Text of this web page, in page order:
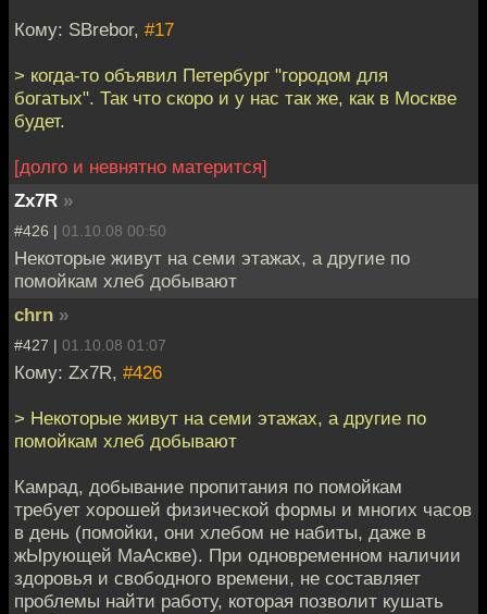
Кому: SBrebor, #17
> когда-то объявил Петербург "городом для
богатых". Так что скоро и у нас так же, как в Москве
будет.
[долго и невнятно матерится]
Zx7R »
#426 | 01.10.08 00:50
Некоторые живут на семи этажах, а другие по
помойкам хлеб добывают
chrn »
#427 | 01.10.08 01:07
Кому: Zx7R, #426
> Некоторые живут на семи этажах, а другие по
помойкам хлеб добывают
Камрад, добывание пропитания по помойкам
требует хорошей физической формы и многих часов
в день (помойки, они хлебом не набиты, даже в
жЫрующей МаАскве). При одновременном наличии
здоровья и свободного времени, не составляет
проблемы найти работу, которая позволит кушать